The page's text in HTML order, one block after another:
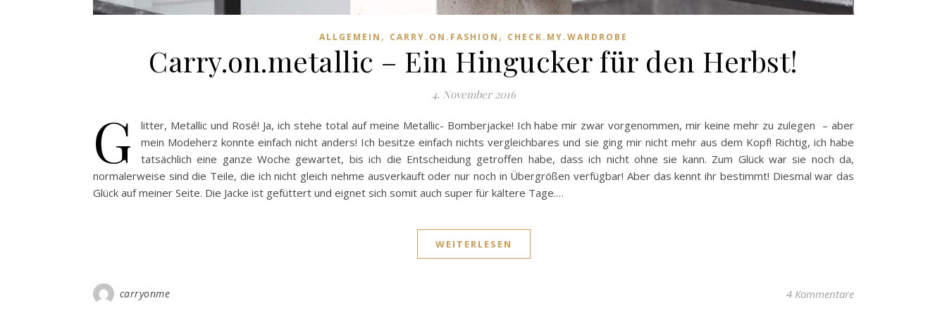
ALLGEMEIN , CARRY.ON.FASHION , CHECK.MY.WARDROBE
Carry.on.metallic – Ein Hingucker für den Herbst!
4. November 2016
G
litter, Metallic und Rosé! Ja, ich stehe total auf meine Metallic- Bomberjacke! Ich habe mir zwar vorgenommen, mir keine mehr zu zulegen – aber
mein Modeherz konnte einfach nicht anders! Ich besitze einfach nichts vergleichbares und sie ging mir nicht mehr aus dem Kopf! Richtig, ich habe
tatsächlich eine ganze Woche gewartet, bis ich die Entscheidung getroffen habe, dass ich nicht ohne sie kann. Zum Glück war sie noch da,
normalerweise sind die Teile, die ich nicht gleich nehme ausverkauft oder nur noch in Übergrößen verfügbar! Aber das kennt ihr bestimmt! Diesmal war das
Glück auf meiner Seite. Die Jacke ist gefüttert und eignet sich somit auch super für kältere Tage.…
WEITERLESEN
carryonme 4 Kommentare